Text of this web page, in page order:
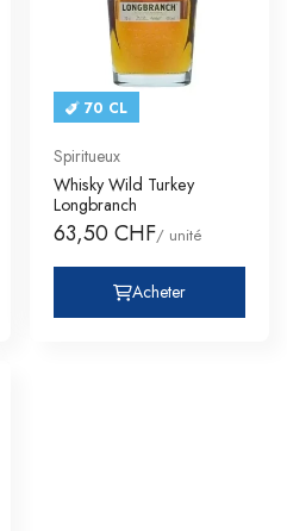
70 CL
Spiritueux
Whisky Wild Turkey
Longbranch
63,50 CHF/ unité
Acheter